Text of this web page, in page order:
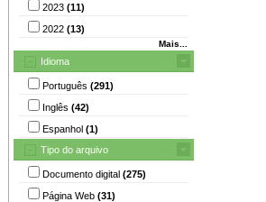
2023 (11)
2022 (13)
Mais...
Idioma
Português (291)
Inglês (42)
Espanhol (1)
Tipo do arquivo
Documento digital (275)
Página Web (31)